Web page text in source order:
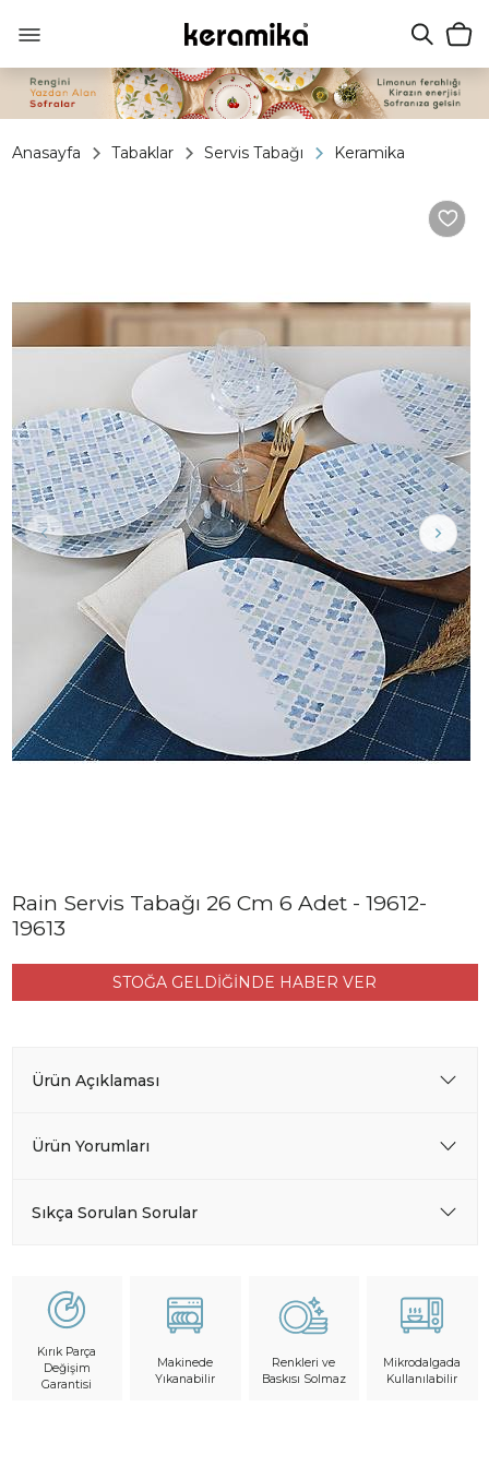
Anasayfa Tabaklar Servis Tabağı Keramika
Rain Servis Tabağı 26 Cm 6 Adet - 19612-
19613
STOĞA GELDİĞİNDE HABER VER
Ürün Açıklaması
Ürün Yorumları
Sıkça Sorulan Sorular
Kırık Parça
Değişim
Garantisi
Makinede
Yıkanabilir
Renkleri ve
Baskısı Solmaz
Mikrodalgada
Kullanılabilir